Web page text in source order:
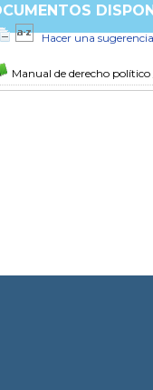
Hacer una sugerencia
Manual de derecho político